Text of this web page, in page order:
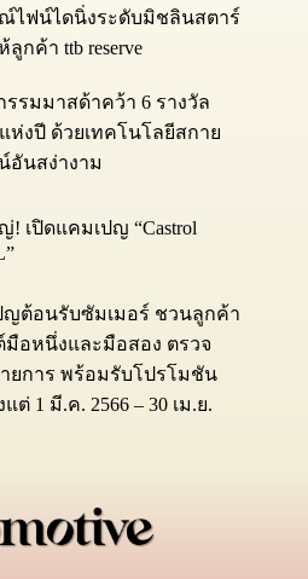
ไฟน์ไดนิ่งระดับมิชลินสตาร์
กค้า ttb reserve
รมมาสด้าคว้า 6 รางวัล
ห่งปี ด้วยเทคโนโลยีสกาย
อันสง่างาม
เปิดแคมเปญ “Castrol
ญต้อนรับซัมเมอร์ ชวนลูกค้า
อหนึ่งและมือสอง ตรวจ
ยการ พร้อมรับโปรโมชัน
ต่ 1 มี.ค. 2566 – 30 เม.ย.